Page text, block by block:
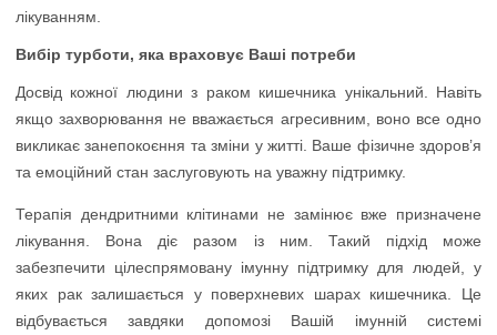
лікуванням.
Вибір турботи, яка враховує Ваші потреби
Досвід кожної людини з раком кишечника унікальний. Навіть
якщо захворювання не вважається агресивним, воно все одно
викликає занепокоєння та зміни у житті. Ваше фізичне здоров’я
та емоційний стан заслуговують на уважну підтримку.
Терапія дендритними клітинами не замінює вже призначене
лікування. Вона діє разом із ним. Такий підхід може
забезпечити цілеспрямовану імунну підтримку для людей, у
яких рак залишається у поверхневих шарах кишечника. Це
відбувається завдяки допомозі Вашій імунній системі